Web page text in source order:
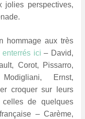
jolies perspectives,
hommage aux très
enterrés ici – David,
Corot, Pissarro,
Ernst,
croquer sur leurs
de quelques
– Carème,